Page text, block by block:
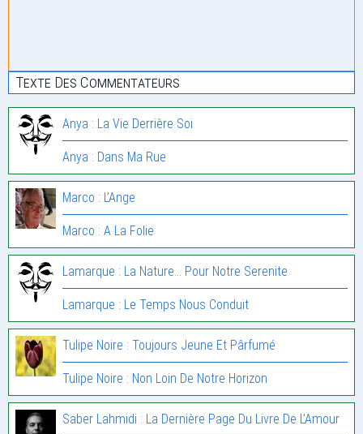
Texte Des Commentateurs
Anya : La Vie Derrière Soi
Anya : Dans Ma Rue
Marco : L’Ange
Marco : A La Folie
Lamarque : La Nature… Pour Notre Serenite
Lamarque : Le Temps Nous Conduit
Tulipe Noire : Toujours Jeune Et Pârfumé
Tulipe Noire : Non Loin De Notre Horizon
Saber Lahmidi : La Dernière Page Du Livre De L’Amour